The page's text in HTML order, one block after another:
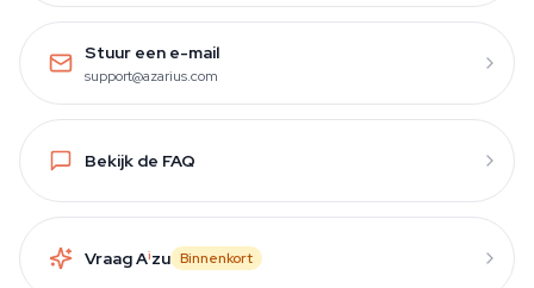
Stuur een e-mail
support@azarius.com
Bekijk de FAQ
Vraag Aizu Binnenkort